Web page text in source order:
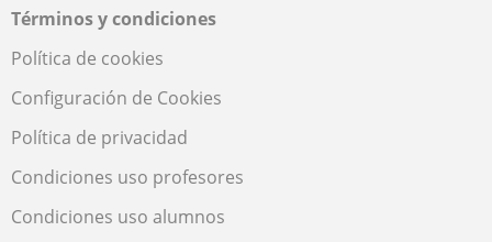
Términos y condiciones
Política de cookies
Configuración de Cookies
Política de privacidad
Condiciones uso profesores
Condiciones uso alumnos